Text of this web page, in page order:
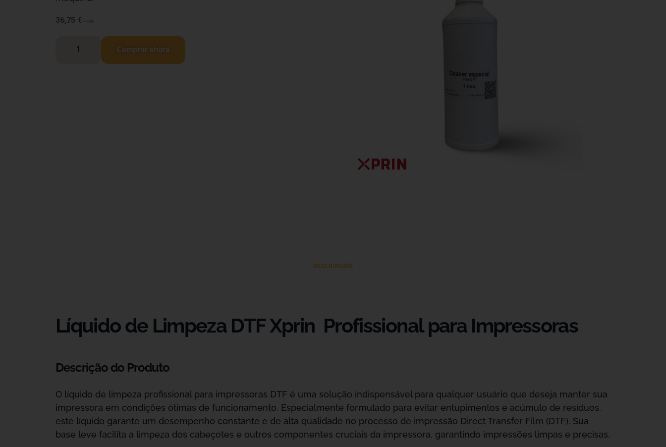
36,75 € + IVA
Comprar ahora
DESCRIPCIÓN
Líquido de Limpeza DTF Xprin Profissional para Impressoras
Descrição do Produto
O líquido de limpeza profissional para impressoras DTF é uma solução indispensável para qualquer usuário que deseja manter sua
impressora em condições ótimas de funcionamento. Especialmente formulado para evitar entupimentos e acúmulo de resíduos,
este líquido garante um desempenho constante e de alta qualidade no processo de impressão Direct Transfer Film (DTF). Sua
base leve facilita a limpeza dos cabeçotes e outros componentes cruciais da impressora, garantindo impressões limpas e precisas.